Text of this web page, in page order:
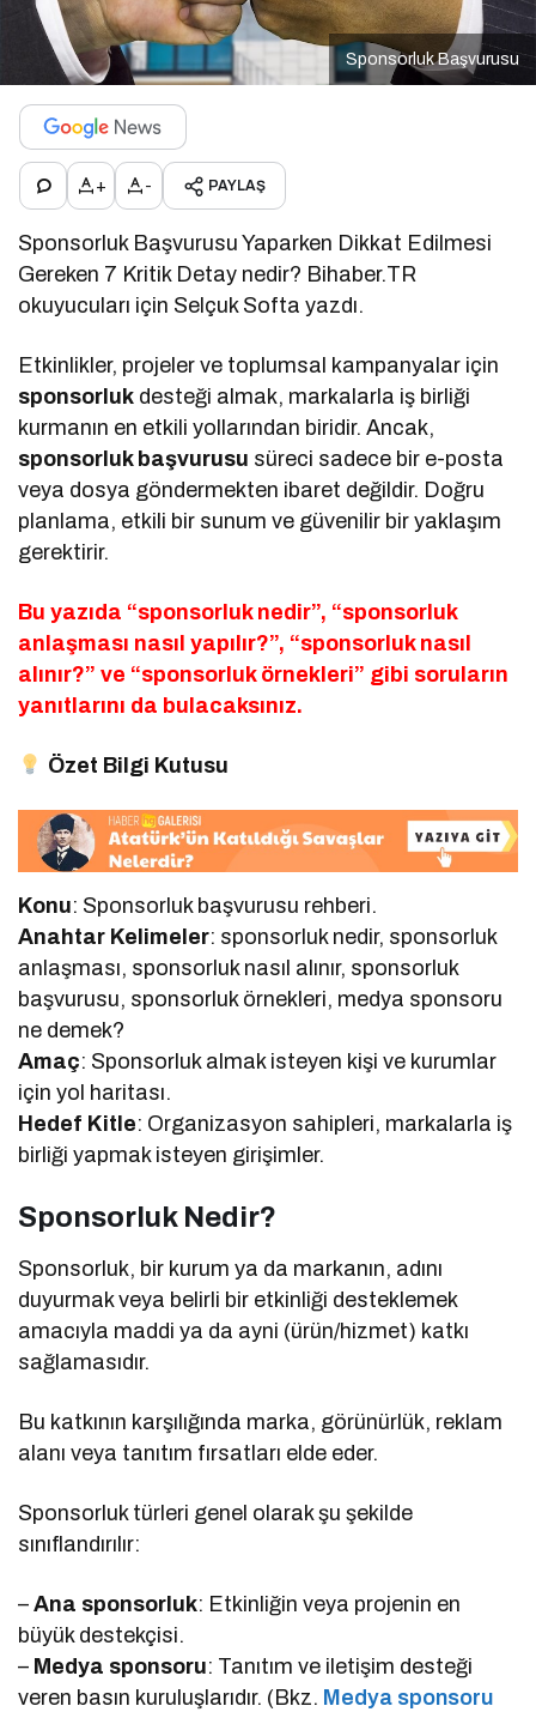
Sponsorluk Başvurusu
+ - PAYLAŞ
Sponsorluk Başvurusu Yaparken Dikkat Edilmesi
Gereken 7 Kritik Detay nedir? Bihaber.TR
okuyucuları için Selçuk Softa yazdı.
Etkinlikler, projeler ve toplumsal kampanyalar için
sponsorluk desteği almak, markalarla iş birliği
kurmanın en etkili yollarından biridir. Ancak,
sponsorluk başvurusu süreci sadece bir e-posta
veya dosya göndermekten ibaret değildir. Doğru
planlama, etkili bir sunum ve güvenilir bir yaklaşım
gerektirir.
Bu yazıda “sponsorluk nedir”, “sponsorluk
anlaşması nasıl yapılır?”, “sponsorluk nasıl
alınır?” ve “sponsorluk örnekleri” gibi soruların
yanıtlarını da bulacaksınız.
Özet Bilgi Kutusu
Konu: Sponsorluk başvurusu rehberi.
Anahtar Kelimeler: sponsorluk nedir, sponsorluk
anlaşması, sponsorluk nasıl alınır, sponsorluk
başvurusu, sponsorluk örnekleri, medya sponsoru
ne demek?
Amaç: Sponsorluk almak isteyen kişi ve kurumlar
için yol haritası.
Hedef Kitle: Organizasyon sahipleri, markalarla iş
birliği yapmak isteyen girişimler.
Sponsorluk Nedir?
Sponsorluk, bir kurum ya da markanın, adını
duyurmak veya belirli bir etkinliği desteklemek
amacıyla maddi ya da ayni (ürün/hizmet) katkı
sağlamasıdır.
Bu katkının karşılığında marka, görünürlük, reklam
alanı veya tanıtım fırsatları elde eder.
Sponsorluk türleri genel olarak şu şekilde
sınıflandırılır:
–Ana sponsorluk: Etkinliğin veya projenin en
büyük destekçisi.
– Medya sponsoru: Tanıtım ve iletişim desteği
veren basın kuruluşlarıdır. (Bkz. Medya sponsoru